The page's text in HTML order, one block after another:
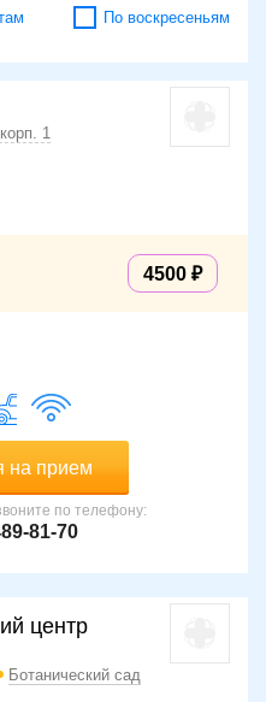
По воскресеньям
1
4500
на прием
по телефону:
81-70
центр
Ботанический сад